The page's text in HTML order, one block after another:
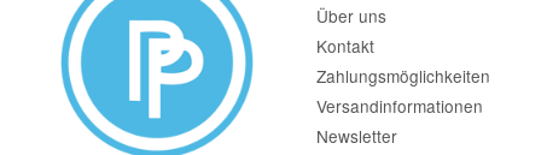
Über uns
Kontakt
Zahlungsmöglichkeiten
Versandinformationen
Newsletter